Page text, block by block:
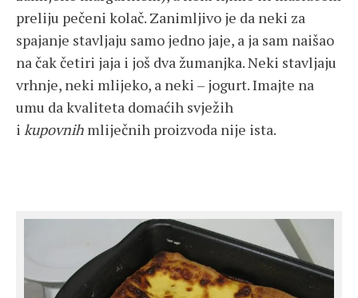
preliju pečeni kolač. Zanimljivo je da neki za
spajanje stavljaju samo jedno jaje, a ja sam naišao
na čak četiri jaja i još dva žumanjka. Neki stavljaju
vrhnje, neki mlijeko, a neki – jogurt. Imajte na
umu da kvaliteta domaćih svježih
i kupovnih mliječnih proizvoda nije ista.